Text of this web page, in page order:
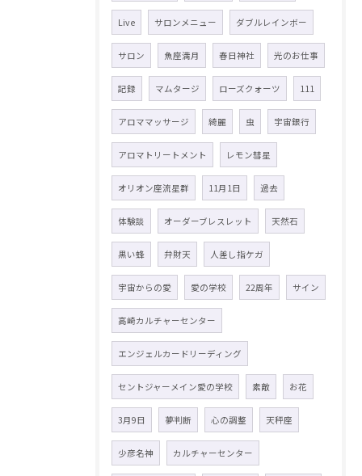
Live サロンメニュー ダブルレインボー
サロン 魚座満月 春日神社 光のお仕事
記録 マムタージ ローズクォーツ 111
アロママッサージ 綺麗 虫 宇宙銀行
アロマトリートメント レモン彗星
オリオン座流星群 11月1日 過去
体験談 オーダーブレスレット 天然石
黒い蜂 弁財天 人差し指ケガ
宇宙からの愛 愛の学校 22周年 サイン
高崎カルチャーセンター
エンジェルカードリーディング
セントジャーメイン愛の学校 素敵 お花
3月9日 夢判断 心の調整 天秤座
少彦名神 カルチャーセンター